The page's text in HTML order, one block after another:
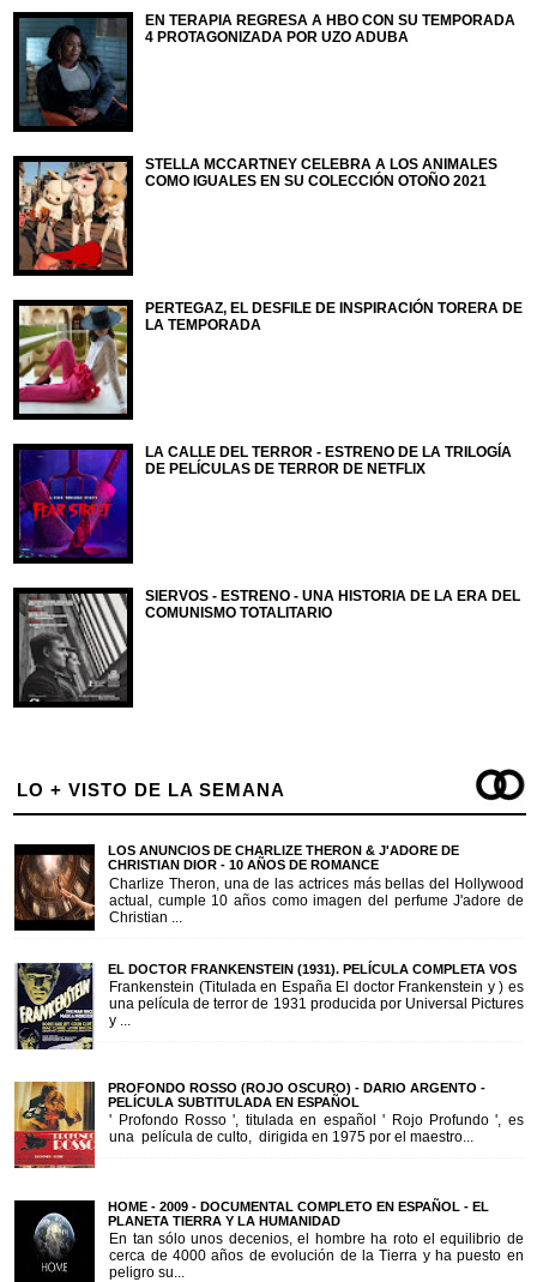
EN TERAPIA REGRESA A HBO CON SU TEMPORADA
4 PROTAGONIZADA POR UZO ADUBA
STELLA MCCARTNEY CELEBRA A LOS ANIMALES
COMO IGUALES EN SU COLECCIÓN OTOÑO 2021
PERTEGAZ, EL DESFILE DE INSPIRACIÓN TORERA DE
LA TEMPORADA
LA CALLE DEL TERROR - ESTRENO DE LA TRILOGÍA
DE PELÍCULAS DE TERROR DE NETFLIX
SIERVOS - ESTRENO - UNA HISTORIA DE LA ERA DEL
COMUNISMO TOTALITARIO
LO + VISTO DE LA SEMANA
LOS ANUNCIOS DE CHARLIZE THERON & J'ADORE DE
CHRISTIAN DIOR - 10 AÑOS DE ROMANCE
Charlize Theron, una de las actrices más bellas del Hollywood
actual, cumple 10 años como imagen del perfume J'adore de
Christian ...
EL DOCTOR FRANKENSTEIN (1931). PELÍCULA COMPLETA VOS
Frankenstein (Titulada en España El doctor Frankenstein y ) es
una película de terror de 1931 producida por Universal Pictures
y ...
PROFONDO ROSSO (ROJO OSCURO) - DARIO ARGENTO -
PELÍCULA SUBTITULADA EN ESPAÑOL
' Profondo Rosso ', titulada en español ' Rojo Profundo ', es
una película de culto, dirigida en 1975 por el maestro...
HOME - 2009 - DOCUMENTAL COMPLETO EN ESPAÑOL - EL
PLANETA TIERRA Y LA HUMANIDAD
En tan sólo unos decenios, el hombre ha roto el equilibrio de
cerca de 4000 años de evolución de la Tierra y ha puesto en
peligro su...